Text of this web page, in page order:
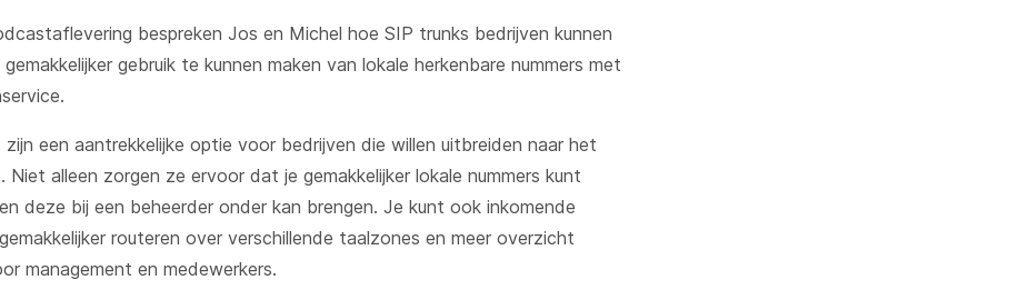
Capaciteitsmanagement
Presteren
bespreken Jos en Michel hoe SIP trunks bedrijven kunnen
gebruik te kunnen maken van lokale herkenbare nummers met
zijn een aantrekkelijke optie voor bedrijven die willen uitbreiden naar het
Niet alleen zorgen ze ervoor dat je gemakkelijker lokale nummers kunt
deze bij een beheerder onder kan brengen. Je kunt ook inkomende
routeren over verschillende taalzones en meer overzicht
management en medewerkers.